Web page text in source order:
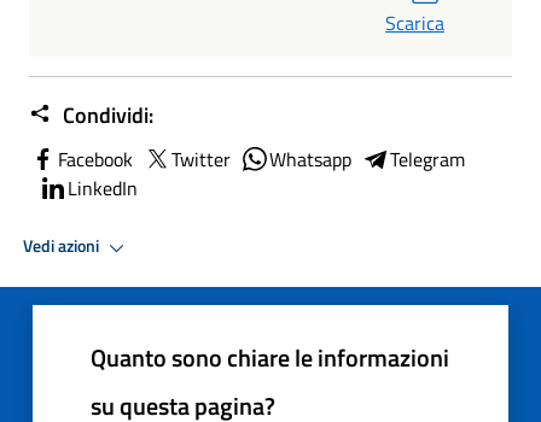
Scarica
Condividi:
Facebook Twitter Whatsapp
Telegram
LinkedIn
Vedi azioni
Quanto sono chiare le informazioni
su questa pagina?